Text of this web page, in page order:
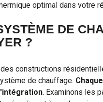
optimal dans votre
DE
?
constructions
de chauffage.
. Examinons les